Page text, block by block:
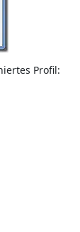
Profil: